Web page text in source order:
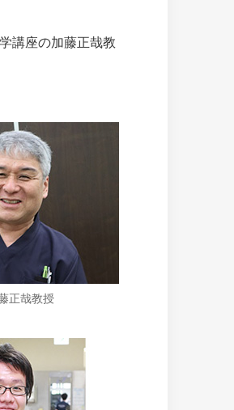
講座の加藤正哉教
正哉教授